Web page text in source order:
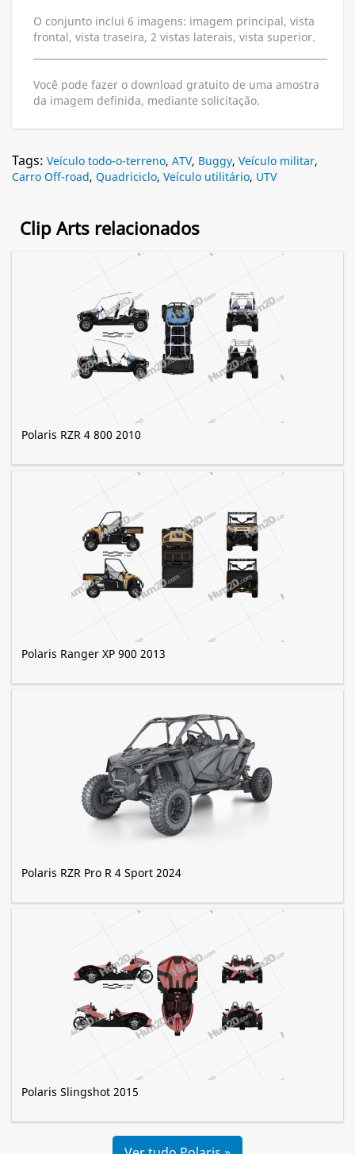
O conjunto inclui 6 imagens: imagem principal, vista
frontal, vista traseira, 2 vistas laterais, vista superior.
Você pode fazer o download gratuito de uma amostra
da imagem definida, mediante solicitação.
Tags: Veículo todo-o-terreno, ATV, Buggy, Veículo militar,
Carro Off-road, Quadriciclo, Veículo utilitário, UTV
Clip Arts relacionados
Polaris RZR 4 800 2010
Polaris Ranger XP 900 2013
Polaris RZR Pro R 4 Sport 2024
Polaris Slingshot 2015